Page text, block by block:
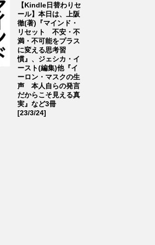
【Kindle日替わりセ
ール】本日は、上阪
徹(著)『マインド・
リセット 不安・不
満・不可能をプラス
に変える思考習
慣』、ジェシカ・イ
ースト(編集)他『イ
ーロン・マスクの生
声 本人自らの発言
だからこそ見える真
実』など3冊
[23/3/24]